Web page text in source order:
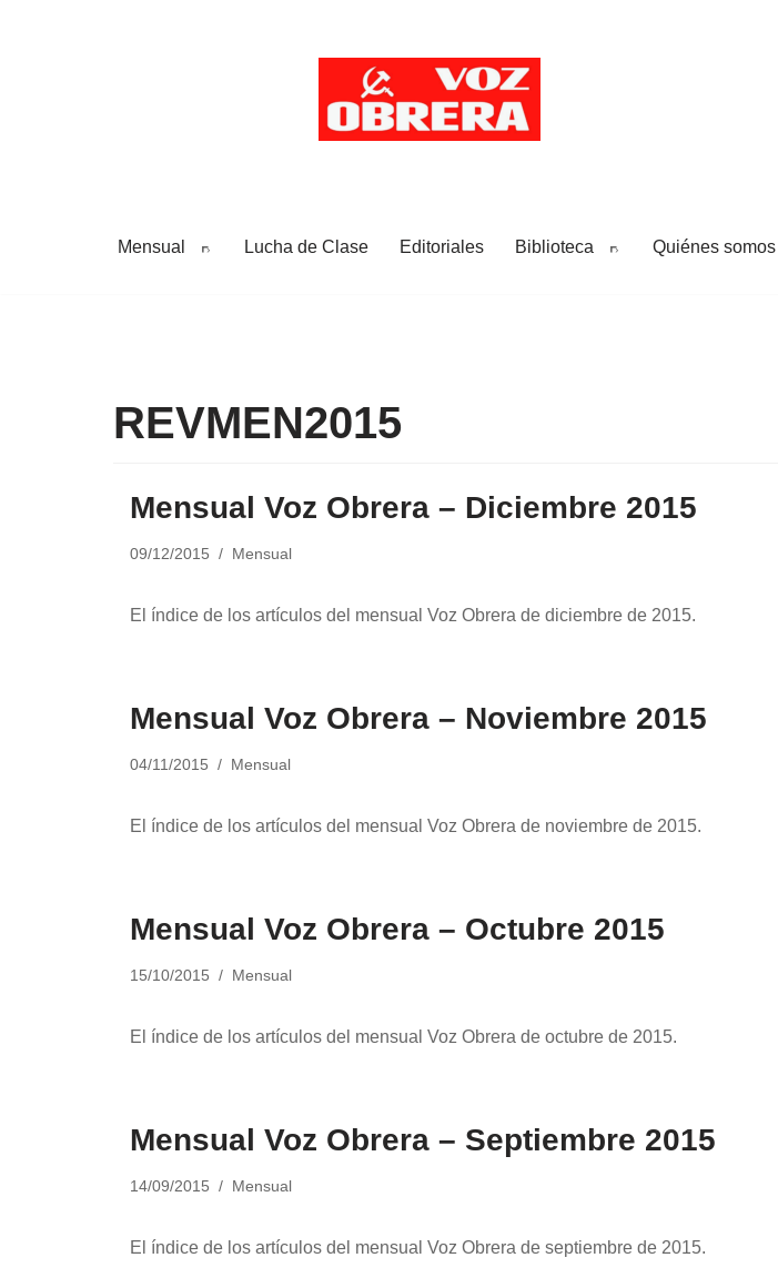
Mensual Lucha de Clase Editoriales Biblioteca Quiénes somos
REVMEN2015
Mensual Voz Obrera – Diciembre 2015
09/12/2015 Mensual
El índice de los artículos del mensual Voz Obrera de diciembre de 2015.
Mensual Voz Obrera – Noviembre 2015
04/11/2015 Mensual
El índice de los artículos del mensual Voz Obrera de noviembre de 2015.
Mensual Voz Obrera – Octubre 2015
15/10/2015 Mensual
El índice de los artículos del mensual Voz Obrera de octubre de 2015.
Mensual Voz Obrera – Septiembre 2015
14/09/2015 Mensual
El índice de los artículos del mensual Voz Obrera de septiembre de 2015.